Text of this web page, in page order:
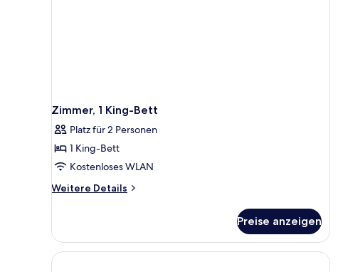
Zimmer, 1 King-Bett
Platz für 2 Personen
1 King-Bett
Kostenloses WLAN
Weitere Details
Weitere
1 King-
Bett
Preise anzeigen